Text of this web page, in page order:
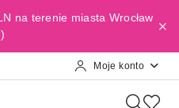
na terenie miasta Wrocław
Moje konto